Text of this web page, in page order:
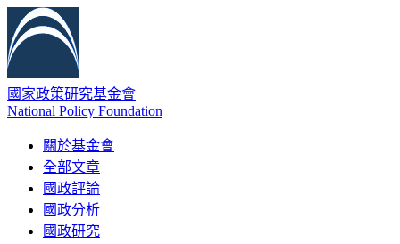
國家政策研究基金會
National Policy Foundation
關於基金會
全部文章
國政評論
國政分析
國政研究